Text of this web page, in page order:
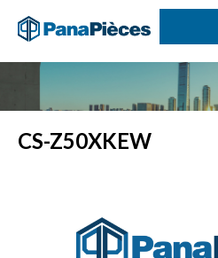
CS-Z50XKEW